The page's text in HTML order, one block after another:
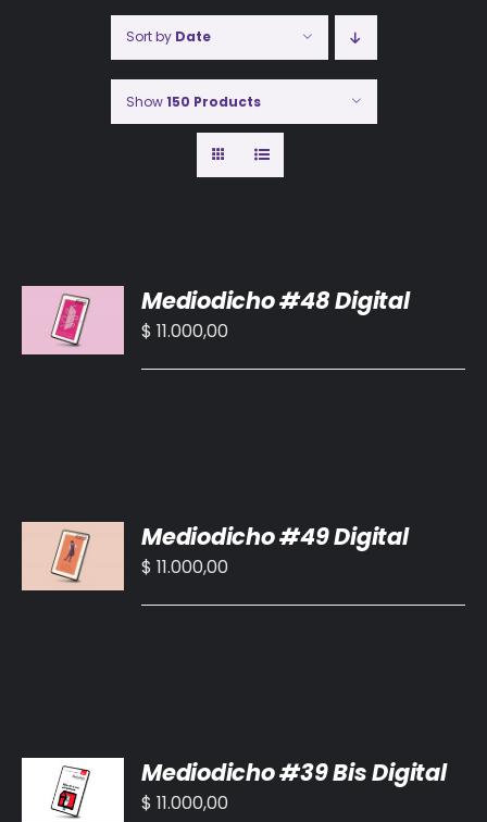
Sort by Date
Show150 Products
AL
CARRITO
/
Mediodicho #48 Digital
$ 11.000,00
AL
CARRITO
/
Mediodicho #49 Digital
$ 11.000,00
AL
CARRITO
Mediodicho #39 Bis Digital
$ 11.000,00